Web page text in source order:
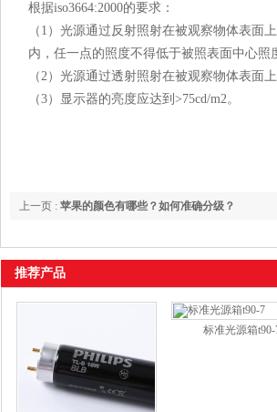
根据iso3664:2000的要求：
（1）光源通过反射照射在被观察物
内，任一点的照度不得低于被照表面中心照
（2）光源通过透射照射在被观察物体表面
（3）显示器的亮度应达到>75cd/m2。
上一页 : 苹果的颜色有哪些？如何准确分级？
推荐产品
标准光源箱t90-